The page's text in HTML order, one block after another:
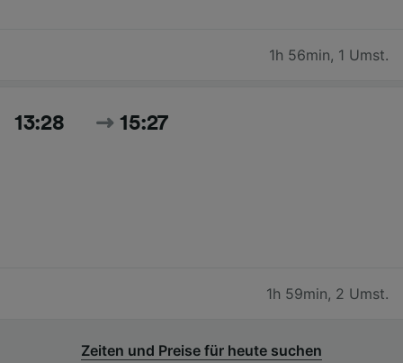
1h 56min, 1 Umst.
13:28 15:27
1h 59min, 2 Umst.
Zeiten und Preise für heute suchen